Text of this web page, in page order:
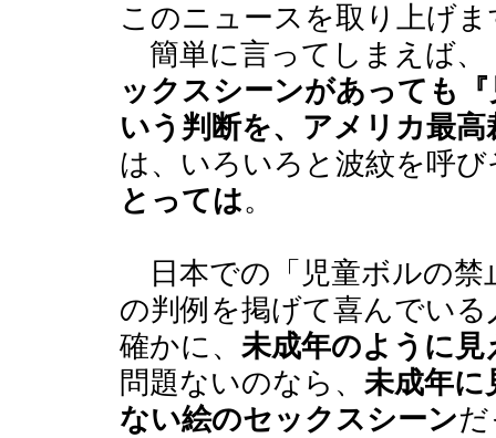
このニュースを取り上げま
簡単に言ってしまえば、
ックスシーンがあっても
いう判断を、アメリカ最高
は、いろいろと波紋を呼
とっては。
日本での「児童ボルの禁
の判例を掲げて喜んでい
確かに、 未成年のように
問題ないのなら、 未成年に
ない絵のセックスシーン